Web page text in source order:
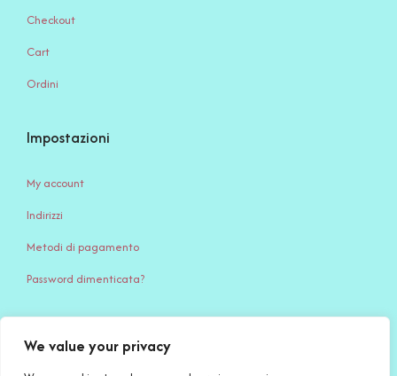
We value your privacy
Checkout
Cart
Ordini
Impostazioni
My account
Indirizzi
Metodi di pagamento
Password dimenticata?
Serena Creazione di Serena Stampone – Via Giardino, 65 – 71032
Biccari (FG) – c.f. STMSRN95S45D643Q – P.IVA IT 04494740717 –